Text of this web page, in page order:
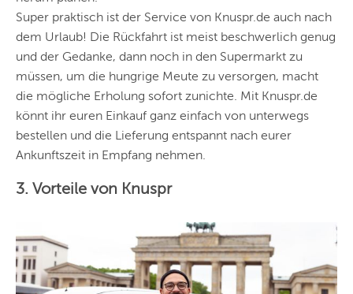
Super praktisch ist der Service von Knuspr.de auch nach
dem Urlaub! Die Rückfahrt ist meist beschwerlich genug
und der Gedanke, dann noch in den Supermarkt zu
müssen, um die hungrige Meute zu versorgen, macht
die mögliche Erholung sofort zunichte. Mit Knuspr.de
könnt ihr euren Einkauf ganz einfach von unterwegs
bestellen und die Lieferung entspannt nach eurer
Ankunftszeit in Empfang nehmen.
3. Vorteile von Knuspr